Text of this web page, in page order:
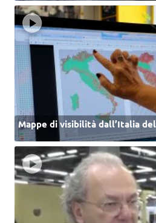
Mappe di visibilità dall’Italia